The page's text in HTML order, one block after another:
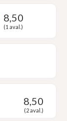
8,50
(1 aval.)
8,50
(2 aval.)